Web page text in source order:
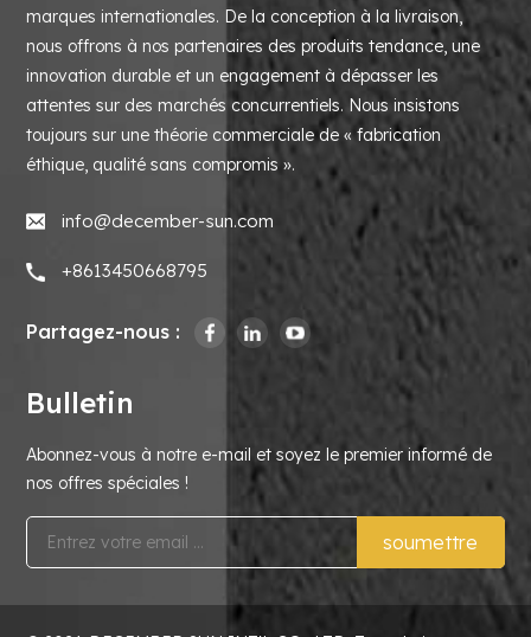
marques internationales. De la conception à la livraison,
nous offrons à nos partenaires des produits tendance, une
innovation durable et un engagement à dépasser les
attentes sur des marchés concurrentiels. Nous insistons
toujours sur une théorie commerciale de « fabrication
éthique, qualité sans compromis ».
info@december-sun.com
+8613450668795
Partagez-nous :
Bulletin
Abonnez-vous à notre e-mail et soyez le premier informé de
nos offres spéciales !
soumettre